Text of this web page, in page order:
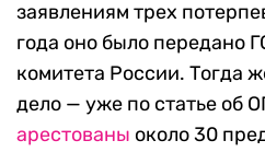
заявлениям трех
года оно было передано
комитета России. Тогда
дело — уже по статье об
арестованы около 30